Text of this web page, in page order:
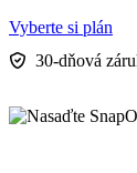
Vyberte si plán
30-dňová